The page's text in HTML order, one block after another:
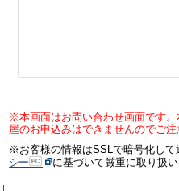
※本画面はお問い合わせ画面です
屋のお申込みはできませんのでご注
※お客様の情報はSSLで暗号化して
シー
に基づいて厳重に取り扱